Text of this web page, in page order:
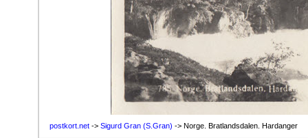
postkort.net -> Sigurd Gran (S.Gran) -> Norge. Bratlandsdalen. Hardanger